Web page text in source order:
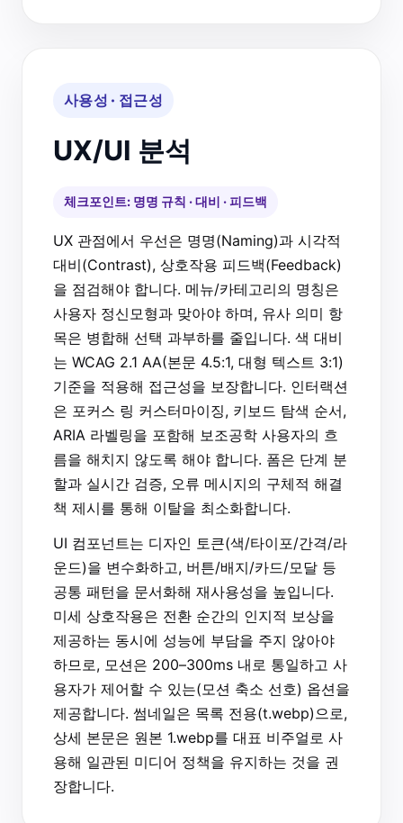
사용성 · 접근성
UX/UI 분석
체크포인트: 명명 규칙 · 대비 · 피드백
UX 관점에서 우선은 명명(Naming)과 시각적
대비(Contrast), 상호작용 피드백(Feedback)
을 점검해야 합니다. 메뉴/카테고리의 명칭은
사용자 정신모형과 맞아야 하며, 유사 의미 항
목은 병합해 선택 과부하를 줄입니다. 색 대비
는 WCAG 2.1 AA(본문 4.5:1, 대형 텍스트 3:1)
기준을 적용해 접근성을 보장합니다. 인터랙션
은 포커스 링 커스터마이징, 키보드 탐색 순서,
ARIA 라벨링을 포함해 보조공학 사용자의 흐
름을 해치지 않도록 해야 합니다. 폼은 단계 분
할과 실시간 검증, 오류 메시지의 구체적 해결
책 제시를 통해 이탈을 최소화합니다.
UI 컴포넌트는 디자인 토큰(색/타이포/간격/라
운드)을 변수화하고, 버튼/배지/카드/모달 등
공통 패턴을 문서화해 재사용성을 높입니다.
미세 상호작용은 전환 순간의 인지적 보상을
제공하는 동시에 성능에 부담을 주지 않아야
하므로, 모션은 200–300ms 내로 통일하고 사
용자가 제어할 수 있는(모션 축소 선호) 옵션을
제공합니다. 썸네일은 목록 전용(t.webp)으로,
상세 본문은 원본 1.webp를 대표 비주얼로 사
용해 일관된 미디어 정책을 유지하는 것을 권
장합니다.